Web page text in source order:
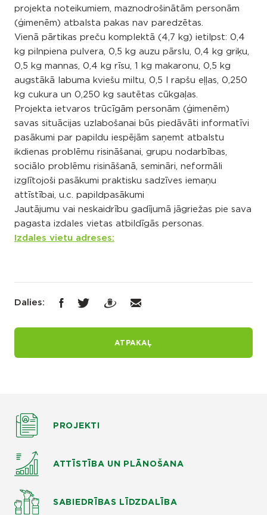
projekta noteikumiem, maznodrošinātām personām
(ģimenēm) atbalsta pakas nav paredzētas.
Vienā pārtikas preču komplektā (4,7 kg) ietilpst: 0,4
kg pilnpiena pulvera, 0,5 kg auzu pārslu, 0,4 kg griķu,
0,5 kg mannas, 0,4 kg rīsu, 1 kg makaronu, 0,5 kg
augstākā labuma kviešu miltu, 0,5 l rapšu eļļas, 0,250
kg cukura un 0,250 kg sautētas cūkgaļas.
Projekta ietvaros trūcīgām personām (ģimenēm)
savas situācijas uzlabošanai būs piedāvāti informatīvi
pasākumi par papildu iespējām saņemt atbalstu
ikdienas problēmu risināšanai, grupu nodarbības,
sociālo problēmu risināšanā, semināri, neformāli
izglītojoši pasākumi praktisku sadzīves iemaņu
attīstībai, u.c. papildpasākumi
Jautājumu vai neskaidrību gadījumā jāgriežas pie sava
pagasta izdales vietas atbildīgās personas.
Izdales vietu adreses:
Dalies:
ATPAKAĻ
PROJEKTI
ATTĪSTĪBA UN PLĀNOŠANA
SABIEDRĪBAS LĪDZDALĪBA